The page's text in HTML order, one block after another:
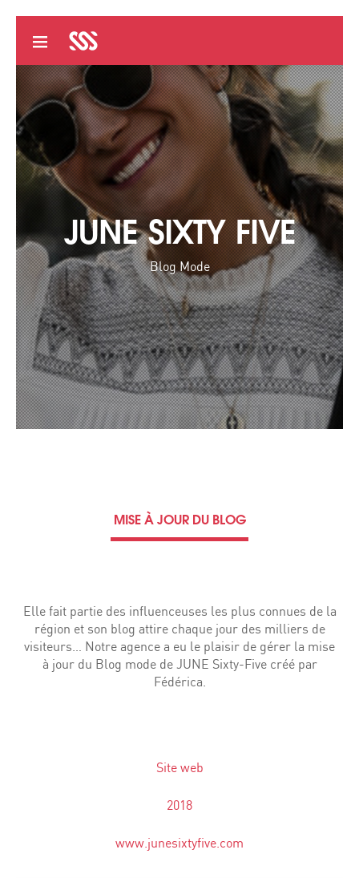
JUNE SIXTY FIVE
Blog Mode
MISE À JOUR DU BLOG
Elle fait partie des influenceuses les plus connues de la
région et son blog attire chaque jour des milliers de
visiteurs… Notre agence a eu le plaisir de gérer la mise
à jour du Blog mode de JUNE Sixty-Five créé par
Fédérica.
Site web
2018
www.junesixtyfive.com